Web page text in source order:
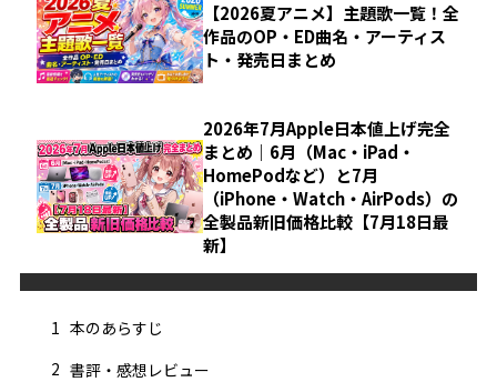
【2026夏アニメ】主題歌一覧！全
作品のOP・ED曲名・アーティス
ト・発売日まとめ
2026年7月Apple日本値上げ完全
まとめ｜6月（Mac・iPad・
HomePodなど）と7月
（iPhone・Watch・AirPods）の
全製品新旧価格比較【7月18日最
新】
1 本のあらすじ
2 書評・感想レビュー